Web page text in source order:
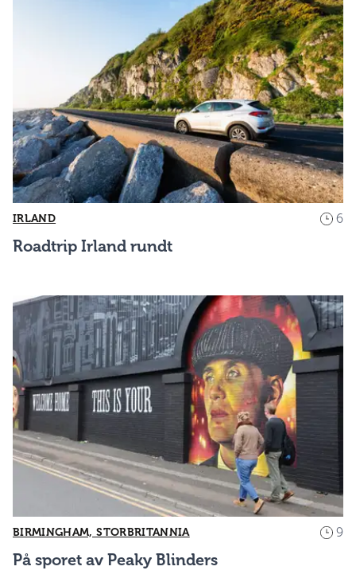
IRLAND 6
Roadtrip Irland rundt
BIRMINGHAM, STORBRITANNIA 9
På sporet av Peaky Blinders